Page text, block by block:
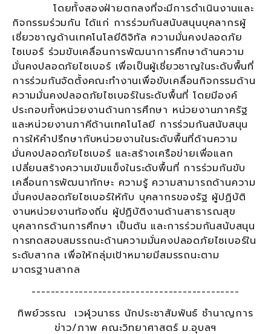
โดยทั้งสองฝ่ายตกลงที่จะมีการดำเนินงานและ
กิจกรรมร่วมกัน ได้แก่ การร่วมกันสนับสนุนบุคลากรผู้
เชี่ยวชาญด้านเทคโนโลยีดิจิทัล ความมั่นคงปลอดภัย
ไซเบอร์ ร่วมขับเคลื่อนการพัฒนาการศึกษาด้านความ
มั่นคงปลอดภัยไซเบอร์ เพื่อเป็นผู้เชี่ยวชาญในระดับพื้นที่
การร่วมกันจัดตั้งคณะทำงานเพื่อขับเคลื่อนกิจกรรมด้าน
ความมั่นคงปลอดภัยไซเบอร์ในระดับพื้นที่ โดยมีองค์
ประกอบทั้งหน่วยงานด้านการศึกษา หน่วยงานภาครัฐ
และหน่วยงานภาคีด้านเทคโนโลยี การร่วมกันสนับสนุน
การให้คำปรึกษากับหน่วยงานในระดับพื้นที่ด้านความ
มั่นคงปลอดภัยไซเบอร์ และสร้างเครือข่ายเพื่อแลก
เปลี่ยนสร้างความเข้มแข็งในระดับพื้นที่ การร่วมกันขับ
เคลื่อนการพัฒนาทักษะ ความรู้ ความสามารถด้านความ
มั่นคงปลอดภัยไซเบอร์ให้กับ บุคลากรของรัฐ ผู้ปฏิบัติ
งานหน่วยงานท้องถิ่น ผู้ปฏิบัติงานด้านสาธารณสุข
บุคลากรด้านการศึกษา เป็นต้น และการร่วมกันสนับสนุน
การทดสอบสมรรถนะด้านความมั่นคงปลอดภัยไซเบอร์ใน
ระดับสากล เพื่อให้กลุ่มเป้าหมายมีสมรรถนะตาม
มาตรฐานสากล
--------------------------------------------
ทิพย์วรรณ เวฬุวนาธร นักประชาสัมพันธ์ ชำนาญการ
ข่าว/ภาพ คณะวิทยาศาสตร์ ม.อุบลฯ